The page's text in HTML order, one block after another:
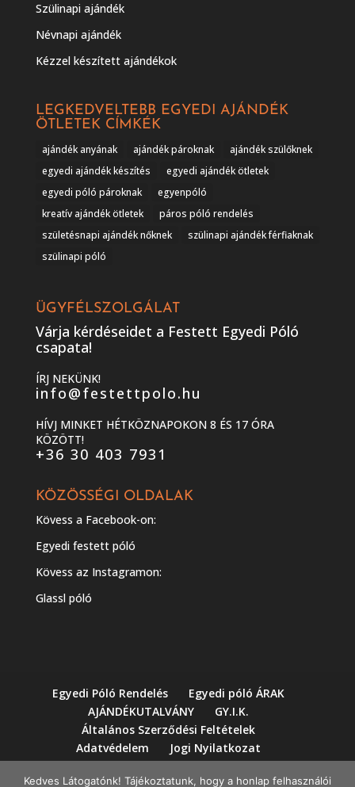
Szülinapi ajándék
Névnapi ajándék
Kézzel készített ajándékok
LEGKEDVELTEBB EGYEDI AJÁNDÉK
ÖTLETEK CÍMKÉK
ajándék anyának ajándék pároknak
ajándék szülőknek
egyedi ajándék készítés
egyedi ajándék ötletek
egyedi póló pároknak
egyenpóló
kreatív ajándék ötletek
páros póló rendelés
születésnapi ajándék nőknek
szülinapi ajándék férfiaknak
szülinapi póló
ÜGYFÉLSZOLGÁLAT
Várja kérdéseidet a Festett Egyedi Póló
csapata!
ÍRJ NEKÜNK!
info@festettpolo.hu
HÍVJ MINKET HÉTKÖZNAPOKON 8 ÉS 17 ÓRA
KÖZÖTT!
+36 30 403 7931
KÖZÖSSÉGI OLDALAK
Kövess a Facebook-on:
Egyedi festett póló
Kövess az Instagramon:
Glassl póló
Egyedi Póló Rendelés
Egyedi póló ÁRAK
AJÁNDÉKUTALVÁNY
GY.I.K.
Általános Szerződési Feltételek
Adatvédelem
Jogi Nyilatkozat
Impresszum
Workshopok
Kedves Látogatónk! Tájékoztatunk, hogy a honlap felhasználói